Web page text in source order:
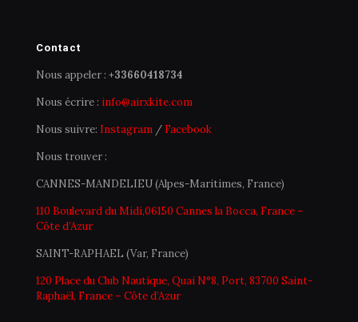
Contact
Nous appeler : +33660418734
Nous écrire : info@airxkite.com
Nous suivre: Instagram / Facebook
Nous trouver :
CANNES-MANDELIEU (Alpes-Maritimes, France)
110 Boulevard du Midi,06150 Cannes la Bocca, France –
Côte d’Azur
SAINT-RAPHAEL (Var, France)
120 Place du Club Nautique, Quai N°8, Port, 83700 Saint-
Raphaël, France – Côte d’Azur